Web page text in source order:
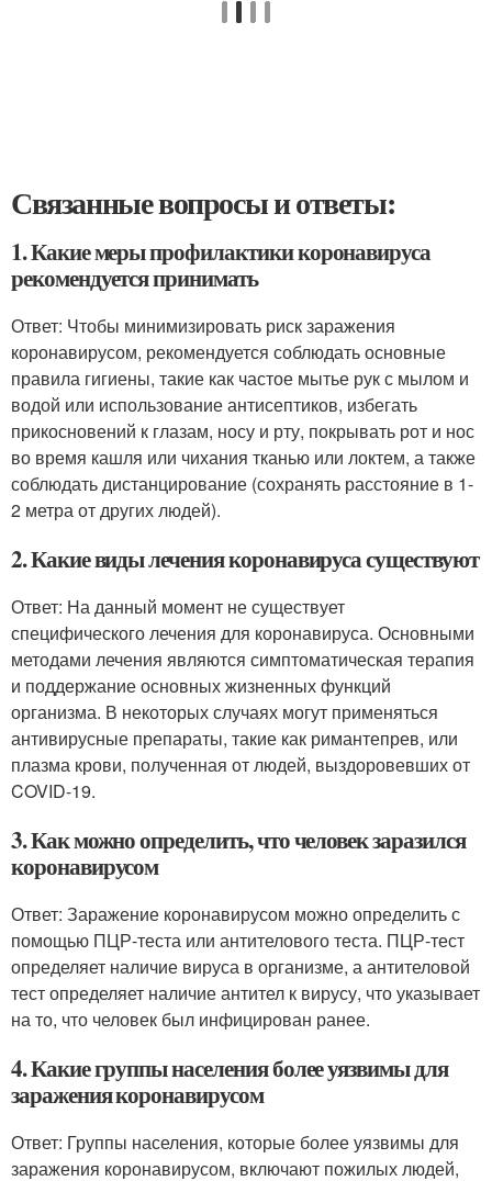
Связанные вопросы и ответы:
1. Какие меры профилактики коронавируса
рекомендуется принимать
Ответ: Чтобы минимизировать риск заражения
коронавирусом, рекомендуется соблюдать основные
правила гигиены, такие как частое мытье рук с мылом и
водой или использование антисептиков, избегать
прикосновений к глазам, носу и рту, покрывать рот и нос
во время кашля или чихания тканью или локтем, а также
соблюдать дистанцирование (сохранять расстояние в 1-
2 метра от других людей).
2. Какие виды лечения коронавируса существуют
Ответ: На данный момент не существует
специфического лечения для коронавируса. Основными
методами лечения являются симптоматическая терапия
и поддержание основных жизненных функций
организма. В некоторых случаях могут применяться
антивирусные препараты, такие как римантепрев, или
плазма крови, полученная от людей, выздоровевших от
COVID-19.
3. Как можно определить, что человек заразился
коронавирусом
Ответ: Заражение коронавирусом можно определить с
помощью ПЦР-теста или антителового теста. ПЦР-тест
определяет наличие вируса в организме, а антителовой
тест определяет наличие антител к вирусу, что указывает
на то, что человек был инфицирован ранее.
4. Какие группы населения более уязвимы для
заражения коронавирусом
Ответ: Группы населения, которые более уязвимы для
заражения коронавирусом, включают пожилых людей,